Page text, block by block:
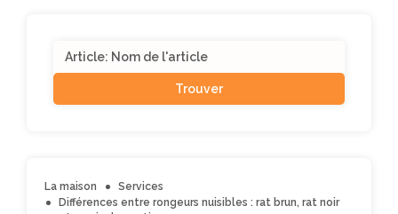
La maison
Services
Différences entre rongeurs nuisibles : rat brun, rat noir
for: